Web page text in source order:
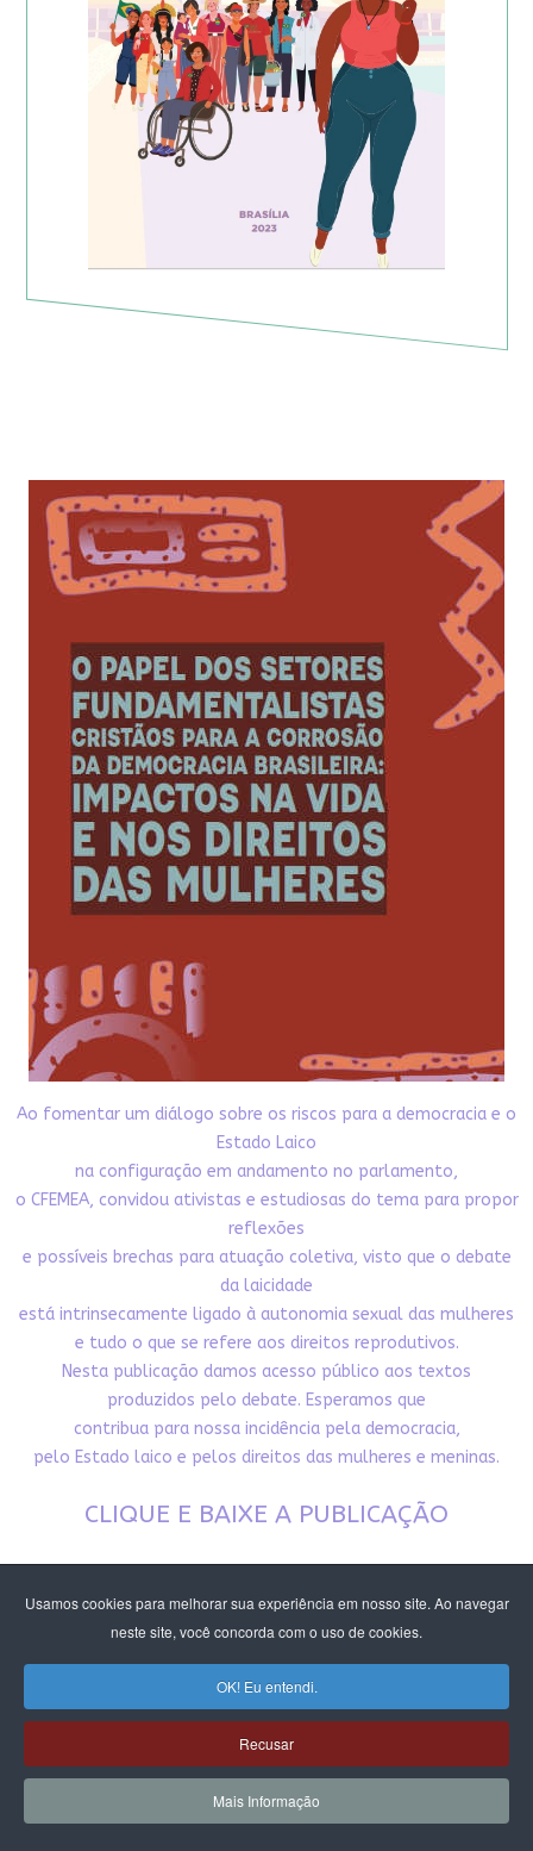
Usamos cookies para melhorar sua experiência em nosso site. Ao navegar
neste site, você concorda com o uso de cookies.
OK! Eu entendi.
Recusar
Mais Informação
Ao fomentar um diálogo sobre os riscos para a democracia e o
Estado Laico
na configuração em andamento no parlamento,
o CFEMEA, convidou ativistas e estudiosas do tema para propor
reflexões
e possíveis brechas para atuação coletiva, visto que o debate
da laicidade
está intrinsecamente ligado à autonomia sexual das mulheres
e tudo o que se refere aos direitos reprodutivos.
Nesta publicação damos acesso público aos textos
produzidos pelo debate. Esperamos que
contribua para nossa incidência pela democracia,
pelo Estado laico e pelos direitos das mulheres e meninas.
CLIQUE E BAIXE A PUBLICAÇÃO